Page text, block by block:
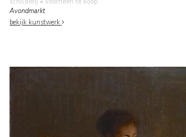
Avondmarkt
bekijk kunstwerk